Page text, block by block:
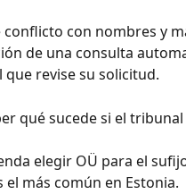
con nombres y
de una consulta
revise su solicitud.
qué sucede si el
elegir OÜ para el
el más común en Estonia.